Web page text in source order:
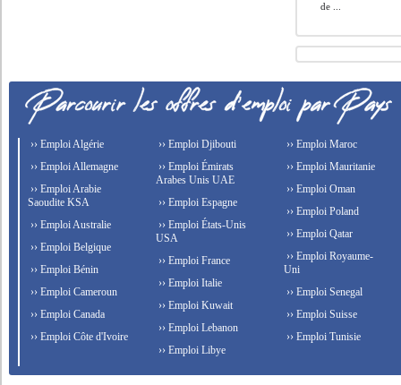
de ...
›› Emploi Algérie
›› Emploi Allemagne
›› Emploi Arabie
Saoudite KSA
›› Emploi Australie
›› Emploi Belgique
›› Emploi Bénin
›› Emploi Cameroun
›› Emploi Canada
›› Emploi Côte d'Ivoire
›› Emploi Djibouti
›› Emploi Émirats
Arabes Unis UAE
›› Emploi Espagne
›› Emploi États-Unis
USA
›› Emploi France
›› Emploi Italie
›› Emploi Kuwait
›› Emploi Lebanon
›› Emploi Libye
›› Emploi Maroc
›› Emploi Mauritanie
›› Emploi Oman
›› Emploi Poland
›› Emploi Qatar
›› Emploi Royaume-
Uni
›› Emploi Senegal
›› Emploi Suisse
›› Emploi Tunisie